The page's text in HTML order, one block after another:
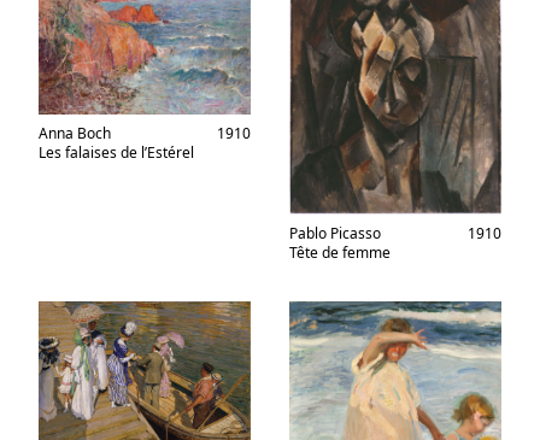
Anna Boch
Les falaises de l’Estérel
1910
Pablo Picasso
Tête de femme
1910